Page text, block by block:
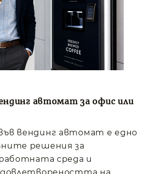
автомат за офис или
вендинг автомат е едно
решения за
среда и